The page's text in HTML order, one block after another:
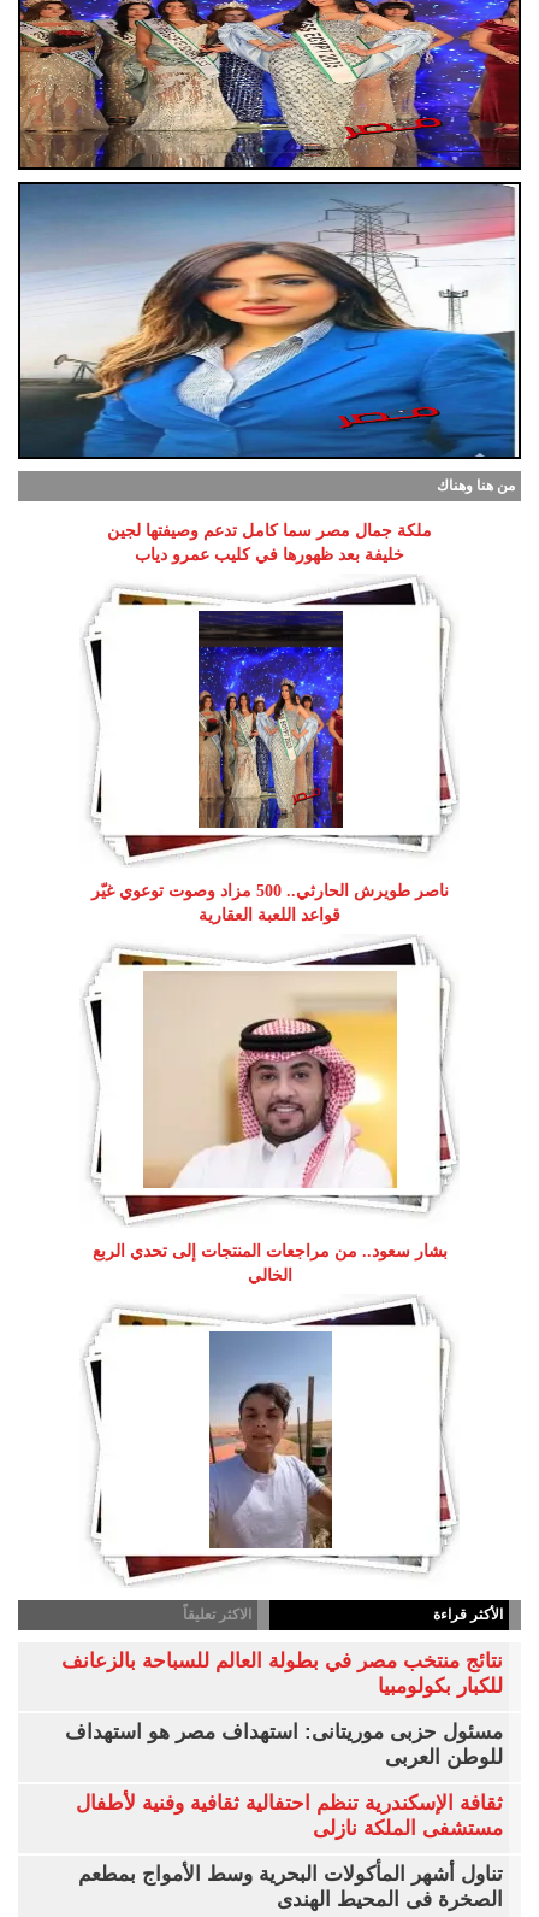
من هنا وهناك
ملكة جمال مصر سما كامل تدعم وصيفتها لجين
خليفة بعد ظهورها في كليب عمرو دياب
ناصر طويرش الحارثي.. 500 مزاد وصوت توعوي غيّر
قواعد اللعبة العقارية
بشار سعود.. من مراجعات المنتجات إلى تحدي الربع
الخالي
الأكثر قراءة الاكثر تعليقاً
نتائج منتخب مصر في بطولة العالم للسباحة بالزعانف
للكبار بكولومبيا
مسئول حزبى موريتانى: استهداف مصر هو استهداف
للوطن العربى
ثقافة الإسكندرية تنظم احتفالية ثقافية وفنية لأطفال
مستشفى الملكة نازلى
تناول أشهر المأكولات البحرية وسط الأمواج بمطعم
الصخرة فى المحيط الهندى